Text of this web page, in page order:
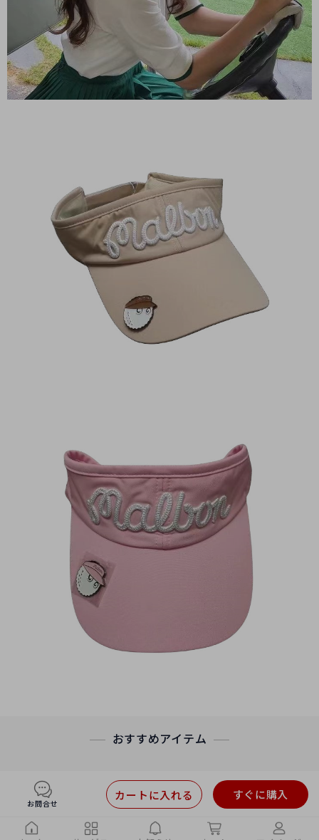
おすすめアイテム
お問合せ
すぐに購入
カートに入れる